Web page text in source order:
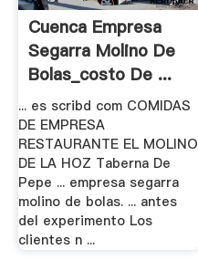
Cuenca Empresa
Segarra Molino De
Bolas_costo De ...
... es scribd com COMIDAS
DE EMPRESA
RESTAURANTE EL MOLINO
DE LA HOZ Taberna De
Pepe ... empresa segarra
molino de bolas. ... antes
del experimento Los
clientes n ...